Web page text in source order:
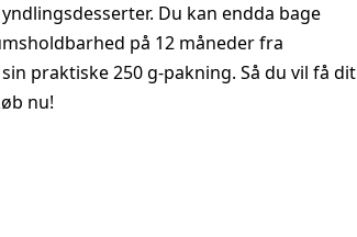
Du kan endda bage
på 12 måneder fra
praktiske 250 g-pakning. Så du vil få dit
nu!